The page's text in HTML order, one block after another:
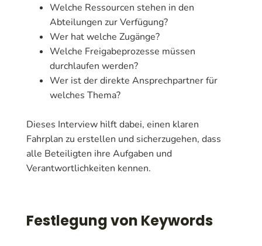
Welche Ressourcen stehen in den
Abteilungen zur Verfügung?
Wer hat welche Zugänge?
Welche Freigabeprozesse müssen
durchlaufen werden?
Wer ist der direkte Ansprechpartner für
welches Thema?
Dieses Interview hilft dabei, einen klaren
Fahrplan zu erstellen und sicherzugehen, dass
alle Beteiligten ihre Aufgaben und
Verantwortlichkeiten kennen.
Festlegung von Keywords